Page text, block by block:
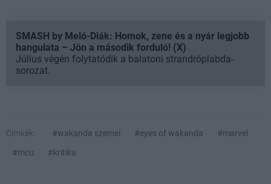
SMASH by Meló-Diák: Homok, zene és a nyár legjobb
hangulata – Jön a második forduló! (X)
Július végén folytatódik a balatoni strandröplabda-
sorozat.
Címkék: #wakanda szemei #eyes of wakanda
#marvel
#mcu
#kritika